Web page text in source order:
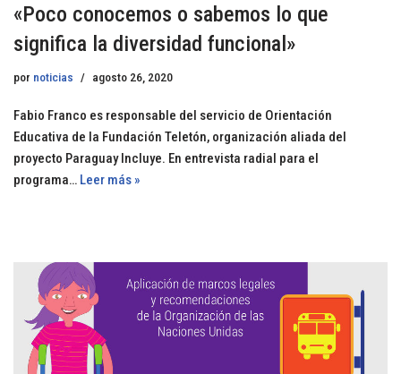
«Poco conocemos o sabemos lo que
significa la diversidad funcional»
por noticias agosto 26, 2020
Fabio Franco es responsable del servicio de Orientación
Educativa de la Fundación Teletón, organización aliada del
proyecto Paraguay Incluye. En entrevista radial para el
programa… Leer más »